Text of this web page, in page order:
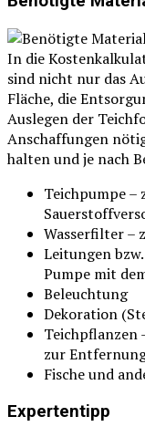
In die
sind nicht nur das
Fläche, die
Auslegen der
Anschaffungen
halten und je nach
Teichpumpe –
Wasserfilter –
Leitungen
Pumpe mit
Beleuchtung
Dekoration
Teichpflanzen
zur
Fische und
Expertentipp